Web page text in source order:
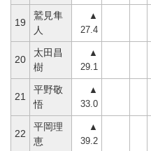
19
鷲見隼
人
▲
27.4
20
太田昌
樹
▲
29.1
21
平野敬
悟
▲
33.0
22
平岡理
恵
▲
39.2